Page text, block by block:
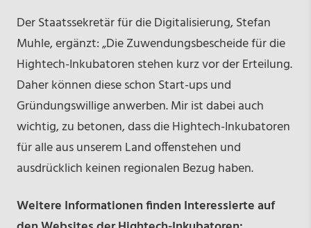
Der Staatssekretär für die Digitalisierung, Stefan
Muhle, ergänzt: „Die Zuwendungsbescheide für die
Hightech-Inkubatoren stehen kurz vor der Erteilung.
Daher können diese schon Start-ups und
Gründungswillige anwerben. Mir ist dabei auch
wichtig, zu betonen, dass die Hightech-Inkubatoren
für alle aus unserem Land offenstehen und
ausdrücklich keinen regionalen Bezug haben.
Weitere Informationen finden Interessierte auf